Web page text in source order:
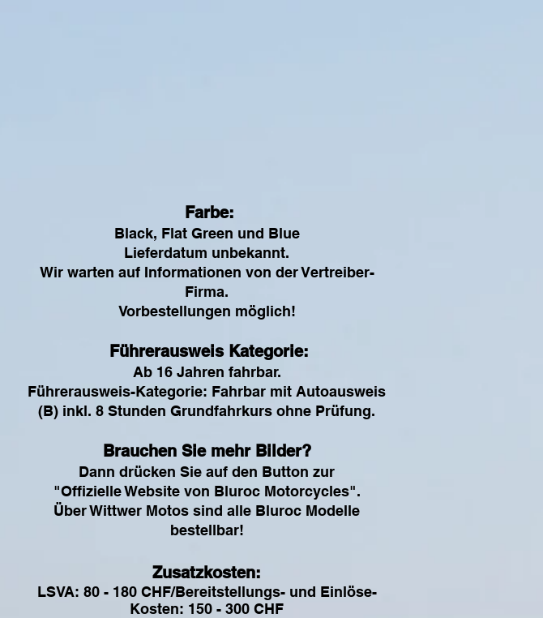
Farbe:
Black, Flat Green und Blue
Lieferdatum unbekannt.
Wir warten auf Informationen von der Vertreiber-
Firma.
Vorbestellungen möglich!
Führerausweis Kategorie:
Ab 16 Jahren fahrbar.
Führerausweis-Kategorie: Fahrbar mit Autoausweis
(B) inkl. 8 Stunden Grundfahrkurs ohne Prüfung.
Brauchen Sie mehr Bilder?
Dann drücken Sie auf den Button zur
"Offizielle Website von Bluroc Motorcycles".
Über Wittwer Motos sind alle Bluroc Modelle
bestellbar!
Zusatzkosten:
LSVA: 80 - 180 CHF/Bereitstellungs- und Einlöse-
Kosten: 150 - 300 CHF